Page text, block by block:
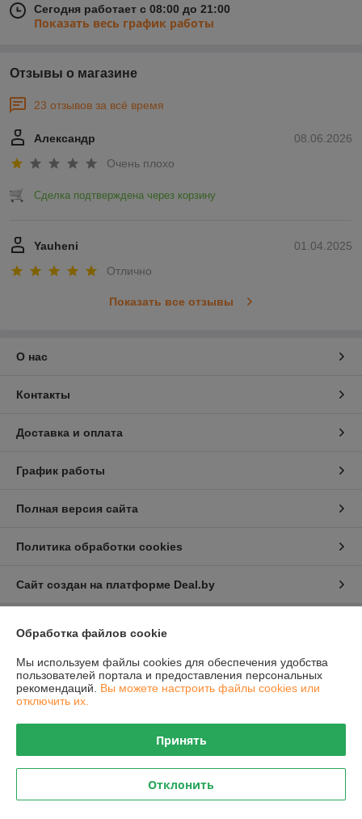
Сегодня работает с 08:00 до 21:00
Показать весь график работы
Отзывы о магазине
23 отзывов за всё время
08.06.2026
Александр
Очень плохо
Сделка подтверждена через корзину
01.04.2025
Yauheni
Отлично
Показать все отзывы
О нас
Контакты
Доставка и оплата
График работы
Полная версия сайта
Политика обработки cookies
Сайт создан на платформе Deal.by
Информация для покупателя
Юридическое лицо:Общество с ограниченной ответственностью
"Проектатек"
220090,г .Минск., ул.Олешева д.1
комитет
Дата регистрации компании: 19.08.2021
Обработка файлов cookie
Мы используем файлы cookies для обеспечения удобства
пользователей портала и предоставления персональных
рекомендаций. Вы можете настроить файлы cookies или
отключить их.
Принять
Отклонить